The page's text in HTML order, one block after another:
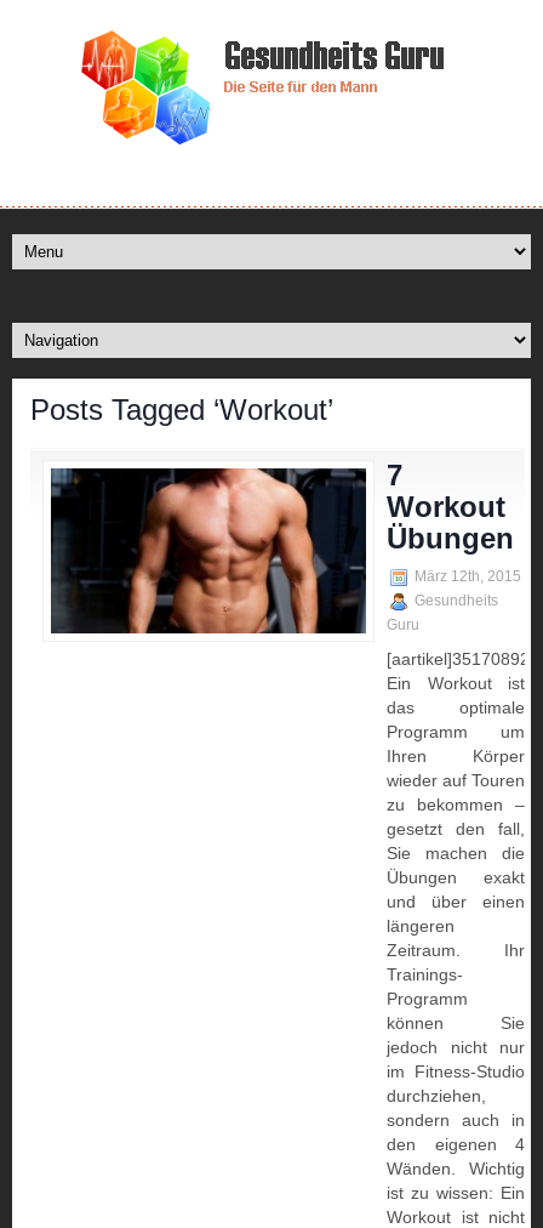
Posts Tagged ‘Workout’
7
Workout
Übungen
März 12th, 2015
Gesundheits
Guru
Ein Workout ist
das optimale
Programm um
Ihren Körper
wieder auf Touren
zu bekommen –
gesetzt den fall,
Sie machen die
Übungen exakt
und über einen
längeren
Zeitraum. Ihr
Trainings-
Programm
können Sie
jedoch nicht nur
im Fitness-Studio
durchziehen,
sondern auch in
den eigenen 4
Wänden. Wichtig
ist zu wissen: Ein
Workout ist nicht